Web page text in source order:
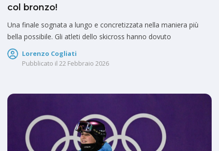
col bronzo!
Una finale sognata a lungo e concretizzata nella maniera più
bella possibile. Gli atleti dello skicross hanno dovuto
Lorenzo Cogliati
Pubblicato il 22 Febbraio 2026